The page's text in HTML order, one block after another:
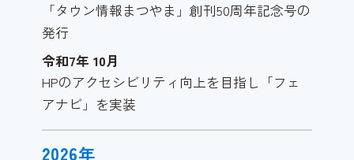
「タウン情報まつやま」創刊50周年記念号の
発行
令和7年 10月
HPのアクセシビリティ向上を目指し「フェ
アナビ」を実装
2026年